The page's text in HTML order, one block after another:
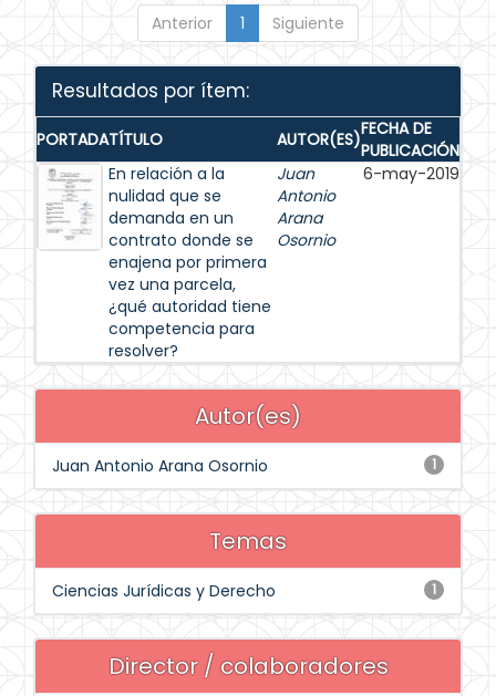
Anterior 1 Siguiente
Resultados por ítem:
PORTADATÍTULO AUTOR(ES)FECHA DE
PUBLICACIÓN
En relación a la
nulidad que se
demanda en un
contrato donde se
enajena por primera
vez una parcela,
¿qué autoridad tiene
competencia para
resolver?
Juan
Antonio
Arana
Osornio
6-may-2019
Autor(es)
1
Juan Antonio Arana Osornio
Temas
1
Ciencias Jurídicas y Derecho
Director / colaboradores